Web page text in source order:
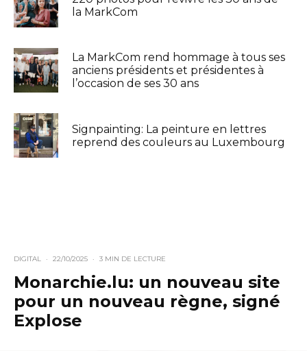
la MarkCom
La MarkCom rend hommage à tous ses
anciens présidents et présidentes à
l’occasion de ses 30 ans
Signpainting: La peinture en lettres
reprend des couleurs au Luxembourg
DIGITAL · 22/10/2025 · 3 MIN DE LECTURE
Monarchie.lu: un nouveau site
pour un nouveau règne, signé
Explose